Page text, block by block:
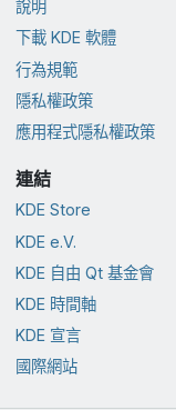
說明
下載 KDE 軟體
行為規範
隱私權政策
應用程式隱私權政策
連結
KDE Store
KDE e.V.
KDE 自由 Qt 基金會
KDE 時間軸
KDE 宣言
國際網站